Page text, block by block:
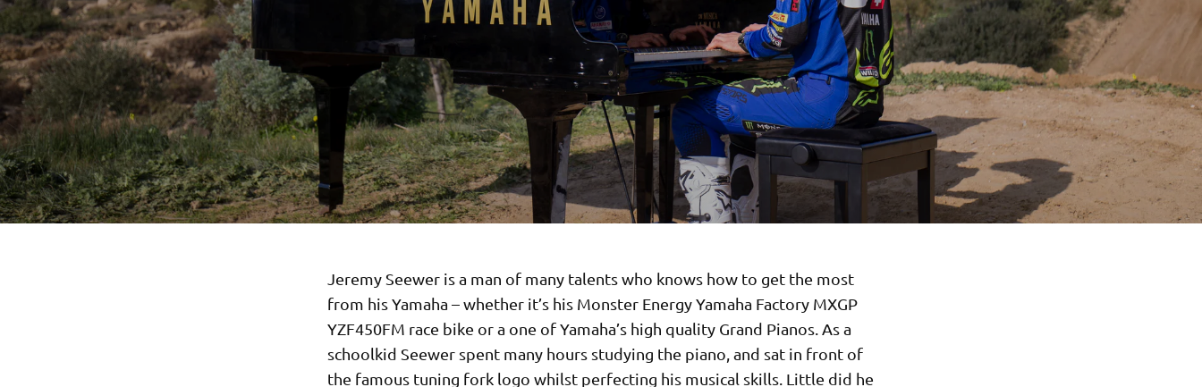
Jeremy Seewer is a man of many talents who knows how to get the most
from his Yamaha – whether it’s his Monster Energy Yamaha Factory MXGP
YZF450FM race bike or a one of Yamaha’s high quality Grand Pianos. As a
schoolkid Seewer spent many hours studying the piano, and sat in front of
the famous tuning fork logo whilst perfecting his musical skills. Little did he